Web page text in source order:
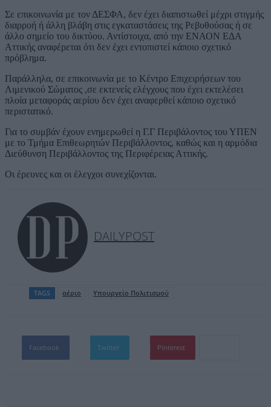
Σε επικοινωνία με τον ΔΕΣΦΑ, δεν έχει διαπιστωθεί μέχρι στιγμής
διαρροή ή άλλη βλάβη στις εγκαταστάσεις της Ρεβυθούσας ή σε
άλλο σημείο του δικτύου. Αντίστοιχα, από την ΕΝΑΟΝ ΕΔΑ
Αττικής αναφέρεται ότι δεν έχει εντοπιστεί κάποιο σχετικό
πρόβλημα.
Παράλληλα, σε επικοινωνία με το Κέντρο Επιχειρήσεων του
Λιμενικού Σώματος ,σε εκτενείς ελέγχους που έχει εκτελέσει
πλοία μεταφοράς αερίου δεν έχει αναφερθεί κάποιο σχετικό
περιστατικό.
Για το συμβάν έχουν ενημερωθεί η Γ.Γ Περιβάλοντος του ΥΠΕΝ
με το Τμήμα Επιθεωρητών Περιβάλλοντος, καθώς και η αρμόδια
Διεύθυνση Περιβάλλοντος της Περιφέρειας Αττικής.
Οι έρευνες και οι έλεγχοι συνεχίζονται.
DAILYPOST
TAGS αέριο Υπουργείο Πολιτισμού
Facebook Twitter Pinterest